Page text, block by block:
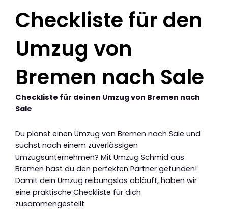
Checkliste für den
Umzug von
Bremen nach Sale
Checkliste für deinen Umzug von Bremen nach
Sale
Du planst einen Umzug von Bremen nach Sale und
suchst nach einem zuverlässigen
Umzugsunternehmen? Mit Umzug Schmid aus
Bremen hast du den perfekten Partner gefunden!
Damit dein Umzug reibungslos abläuft, haben wir
eine praktische Checkliste für dich
zusammengestellt: